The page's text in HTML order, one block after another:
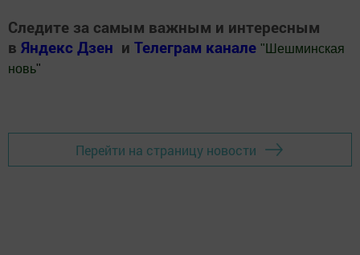
Следите за самым важным и интересным
в Яндекс Дзен и Телеграм канале " Шешминская
новь"
Перейти на страницу новости